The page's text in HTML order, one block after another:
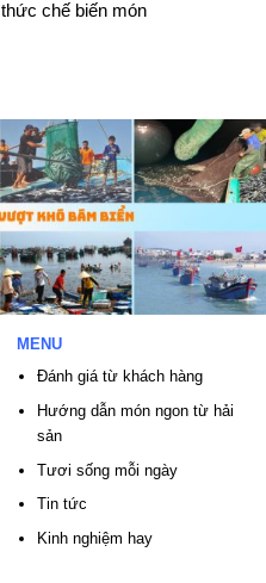
thức chế biến món
MENU
Đánh giá từ khách hàng
Hướng dẫn món ngon từ hải
sản
Tươi sống mỗi ngày
Tin tức
Kinh nghiệm hay